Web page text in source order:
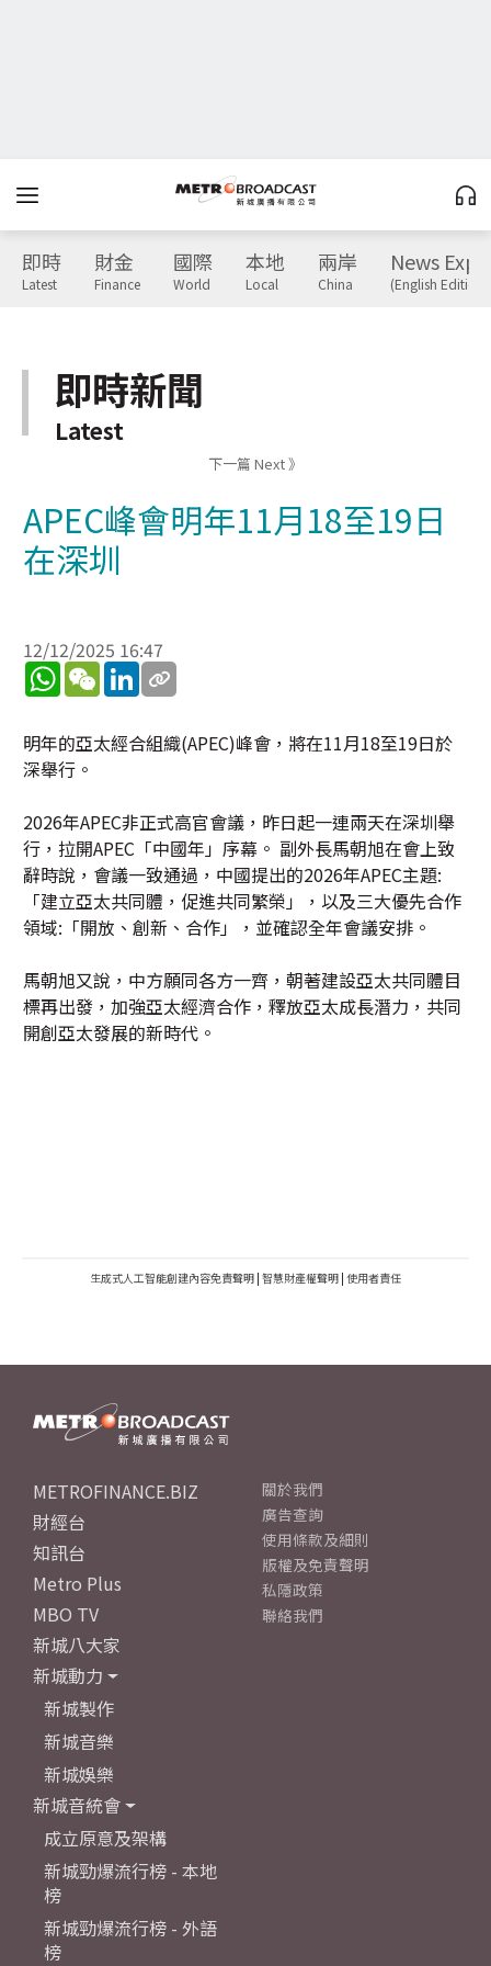
即時
Latest
財金
Finance
國際
World
本地
Local
兩岸
China
News
(English Edition)
即時新聞
Latest
下一篇 Next 》
APEC峰會明年11月18至19日
在深圳
12/12/2025 16:47
WhatsApp
WeChatLinkedIn
明年的亞太經合組織(APEC)峰會，將在11月18至19日於
深舉行。
2026年APEC非正式高官會議，昨日起一連兩天在深圳舉
行，拉開APEC「中國年」序幕。 副外長馬朝旭在會上致
辭時說，會議一致通過，中國提出的2026年APEC主題:
「建立亞太共同體，促進共同繁榮」，以及三大優先合作
領域:「開放、創新、合作」，並確認全年會議安排。
馬朝旭又說，中方願同各方一齊，朝著建設亞太共同體目
標再出發，加強亞太經濟合作，釋放亞太成長潛力，共同
開創亞太發展的新時代。
生成式人工智能創建內容免責聲明 | 智慧財產權聲明 | 使用者責任
METROFINANCE.BIZ
財經台
知訊台
Metro Plus
MBO TV
新城八大家
新城動力
新城製作
新城音樂
新城娛樂
新城音統會
成立原意及架構
新城勁爆流行榜 - 本地
榜
新城勁爆流行榜 - 外語
榜
關於我們
廣告查詢
使用條款及細則
版權及免責聲明
私隱政策
聯絡我們